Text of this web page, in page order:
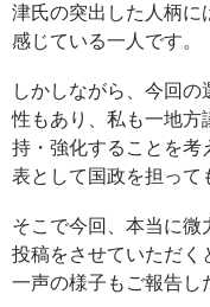
津氏の突出した人柄に
感じている一人です。
しかしながら、今回
性もあり、私も一地方
持・強化することを考
表として国政を担って
そこで今回、本当に
投稿をさせていただく
一声の様子もご報告し